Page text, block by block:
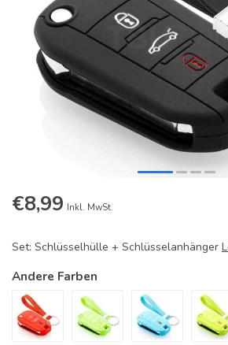
€8,99 Inkl. MwSt.
Set: Schlüsselhülle + Schlüsselanhänger
Andere Farben